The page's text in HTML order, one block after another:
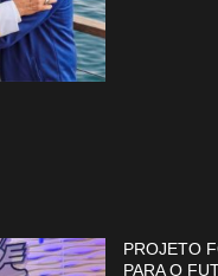
PROJETO
PARA O